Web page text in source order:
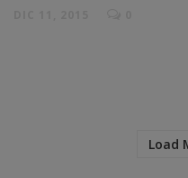
Load